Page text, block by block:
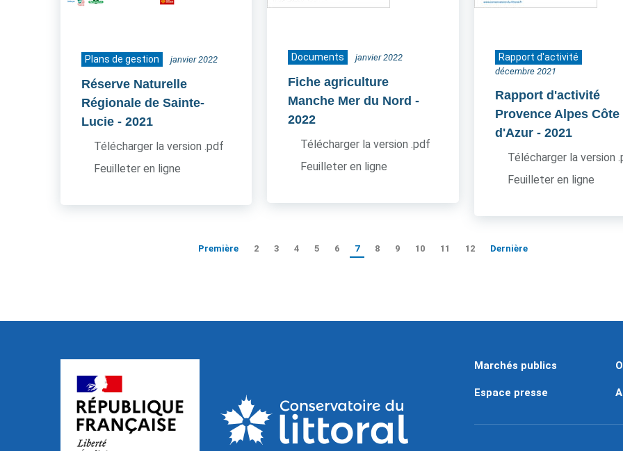
Plans de gestion janvier 2022
Réserve Naturelle
Régionale de Sainte-
Lucie - 2021
Télécharger la version .pdf
Feuilleter en ligne
Documents janvier 2022
Fiche agriculture
Manche Mer du Nord -
2022
Télécharger la version .pdf
Feuilleter en ligne
Rapport d'activité
décembre 2021
Rapport d'activité
Provence Alpes Côte
d'Azur - 2021
Télécharger la version
Feuilleter en ligne
Première 2 3 4 5 6 7 8 9 10 11 12 Dernière
Marchés publics
Espace presse